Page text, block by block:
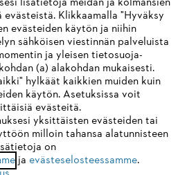
Impressum
Oikeudelliset tiedot
WIRD NICHT
den wir noch nicht unterstützen. Für
Seite empfehlen wir Ihnen, zu
zu wechseln:
Klikkaamalla "Hyväksy
evästeiden käytön ja niihin
sähköisen viestinnän palveluista
ja yleisen tietosuoja-
(a) alakohdan mukaisesti.
hylkäät kaikkien muiden kuin
käytön. Asetuksissa voit
evästeitä.
yksittäisten evästeiden tai
milloin tahansa alatunnisteen
on
ja evästeselosteessamme.